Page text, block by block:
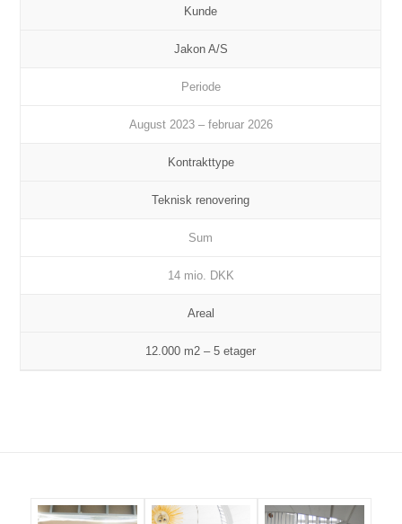
Kunde
Jakon A/S
Periode
August 2023 – februar 2026
Kontrakttype
Teknisk renovering
Sum
14 mio. DKK
Areal
12.000 m2 – 5 etager